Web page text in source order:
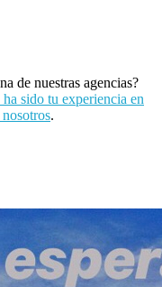
de nuestras agencias?
sido tu experiencia en
.